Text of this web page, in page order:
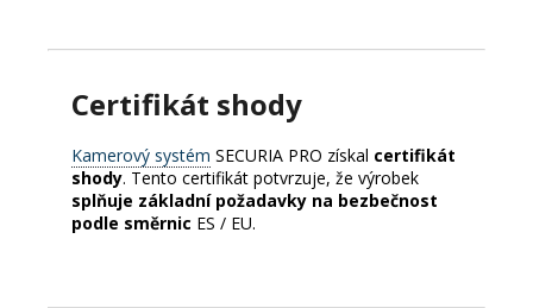
Certifikát shody
Kamerový systém SECURIA PRO získal certifikát
shody. Tento certifikát potvrzuje, že výrobek
splňuje základní požadavky na bezbečnost
podle směrnic ES / EU.